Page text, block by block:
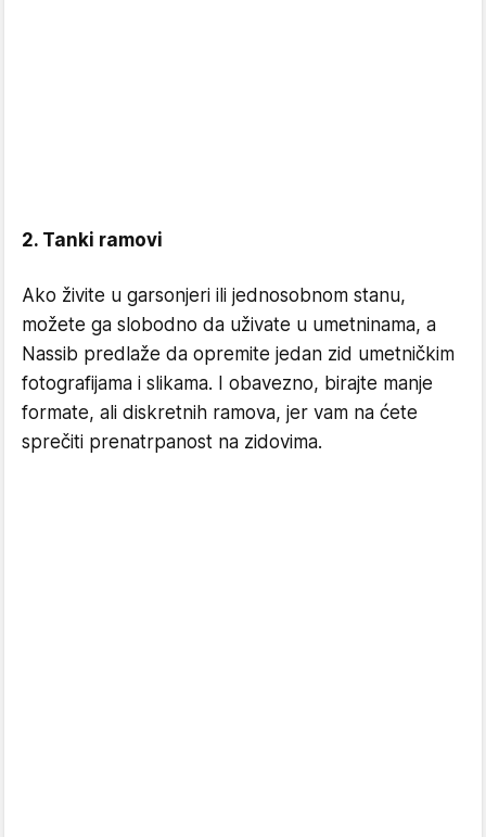
2. Tanki ramovi
Ako živite u garsonjeri ili jednosobnom stanu,
možete ga slobodno da uživate u umetninama, a
Nassib predlaže da opremite jedan zid umetničkim
fotografijama i slikama. I obavezno, birajte manje
formate, ali diskretnih ramova, jer vam na ćete
sprečiti prenatrpanost na zidovima.